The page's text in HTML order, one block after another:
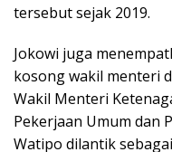
tersebut sejak 2019.
Jokowi juga
kosong wakil menteri
Wakil Menteri
Pekerjaan Umum dan
Watipo dilantik